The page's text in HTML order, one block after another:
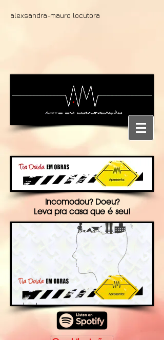
alexsandra-mauro locutora
Incomodou? Doeu?
Leva pra casa que é seu!